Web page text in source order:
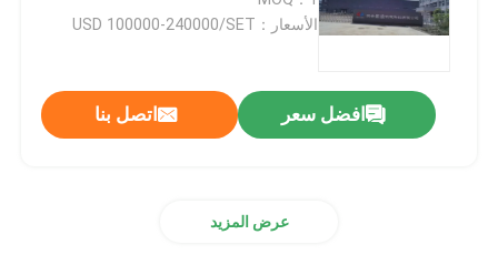
آلة تغليف الكرتون
الأسعار：USD 100000-240000/SET
افضل سعر اتصل بنا
عرض المزيد